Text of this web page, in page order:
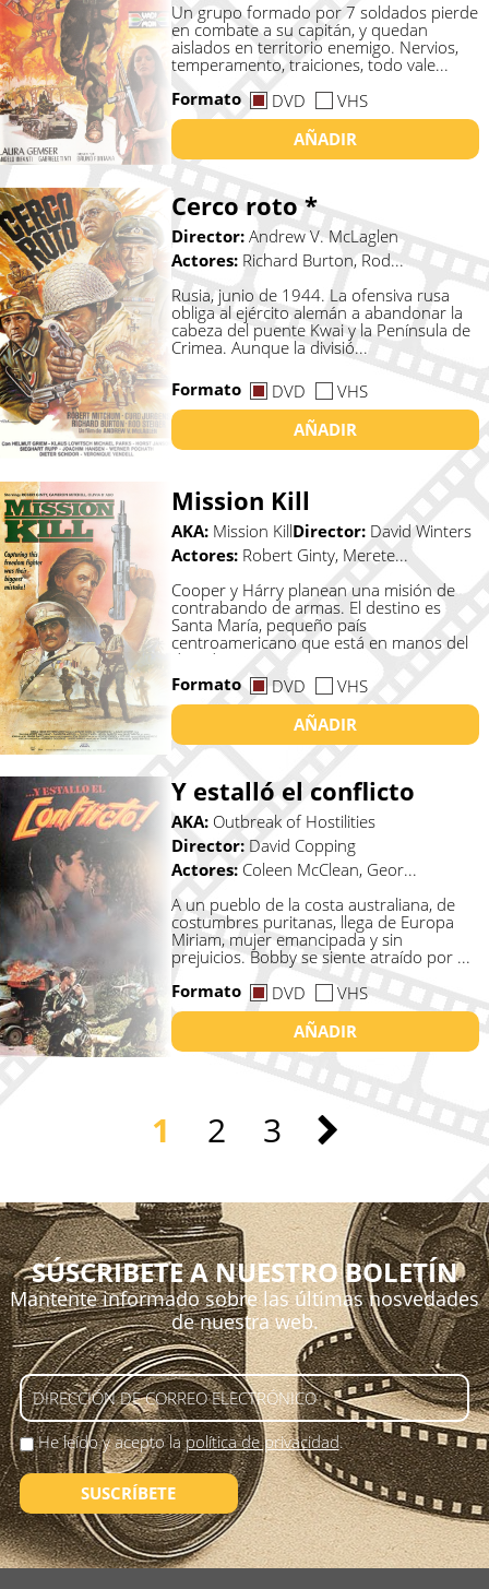
Un grupo formado por 7 soldados pierde
en combate a su capitán, y quedan
aislados en territorio enemigo. Nervios,
temperamento, traiciones, todo vale...
Formato
DVD
VHS
AÑADIR
Cerco roto *
Director: Andrew V. McLaglen
Actores: Richard Burton, Rod...
Rusia, junio de 1944. La ofensiva rusa
obliga al ejército alemán a abandonar la
cabeza del puente Kwai y la Península de
Crimea. Aunque la divisió...
Formato
DVD
VHS
AÑADIR
Mission Kill
AKA: Mission KillDirector: David Winters
Actores: Robert Ginty, Merete...
Cooper y Hárry planean una misión de
contrabando de armas. El destino es
Santa María, pequeño país
centroamericano que está en manos del
dictado...
Formato
DVD
VHS
AÑADIR
Y estalló el conflicto
AKA: Outbreak of Hostilities
Director:David Copping
Actores: Coleen McClean, Geor...
A un pueblo de la costa australiana, de
costumbres puritanas, llega de Europa
Miriam, mujer emancipada y sin
prejuicios. Bobby se siente atraído por ...
Formato
DVD
VHS
AÑADIR
1 2 3
SÚSCRIBETE A NUESTRO BOLETÍN
Mantente informado sobre las últimas nosvedades
de nuestra web.
He leído y acepto lapolítica de privacidad.
SUSCRÍBETE